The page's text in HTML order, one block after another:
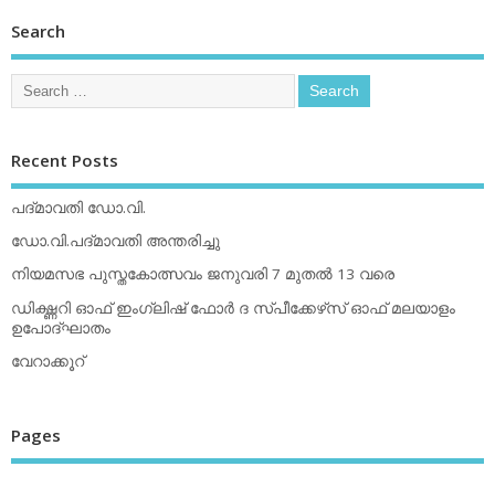
Search
Recent Posts
പദ്മാവതി ഡോ.വി.
ഡോ.വി.പദ്മാവതി അന്തരിച്ചു
നിയമസഭ പുസ്തകോത്സവം ജനുവരി 7 മുതല്‍ 13 വരെ
ഡിക്ഷ്ണറി ഓഫ് ഇംഗ്ലിഷ് ഫോര്‍ ദ സ്പീക്കേഴ്‌സ് ഓഫ് മലയാളം
ഉപോദ്ഘാതം
വേറാക്കൂറ്
Pages